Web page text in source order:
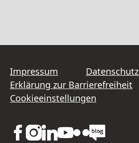
Impressum
Datenschutz
Erklärung zur Barrierefreiheit
Cookieeinstellungen